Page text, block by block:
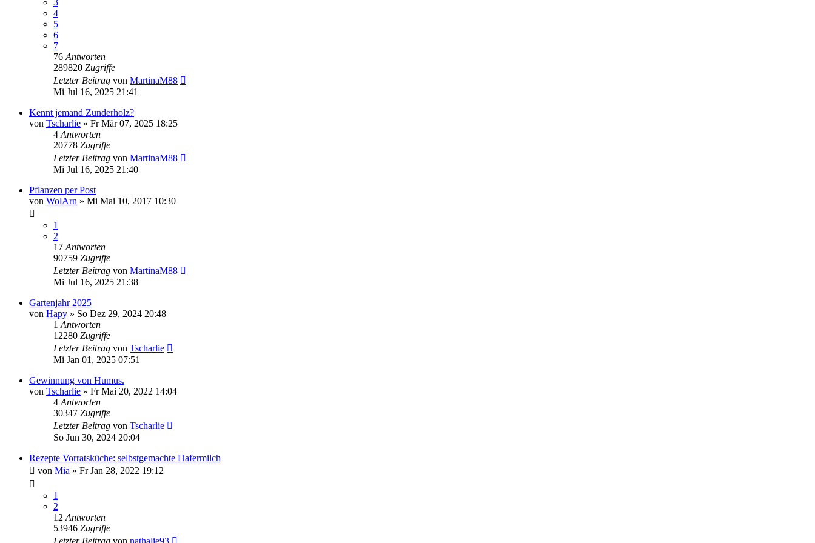
3
4
5
6
7
76 Antworten
289820 Zugriffe
Letzter Beitrag von MartinaM88
Mi Jul 16, 2025 21:41
Kennt jemand Zunderholz?
von Tscharlie » Fr Mär 07, 2025 18:25
4 Antworten
20778 Zugriffe
Letzter Beitrag von MartinaM88
Mi Jul 16, 2025 21:40
Pflanzen per Post
von WolArn » Mi Mai 10, 2017 10:30
1
2
17 Antworten
90759 Zugriffe
Letzter Beitrag von MartinaM88
Mi Jul 16, 2025 21:38
Gartenjahr 2025
von Hapy » So Dez 29, 2024 20:48
1 Antworten
12280 Zugriffe
Letzter Beitrag von Tscharlie
Mi Jan 01, 2025 07:51
Gewinnung von Humus.
von Tscharlie » Fr Mai 20, 2022 14:04
4 Antworten
30347 Zugriffe
Letzter Beitrag von Tscharlie
So Jun 30, 2024 20:04
Rezepte Vorratsküche: selbstgemachte Hafermilch
von Mia » Fr Jan 28, 2022 19:12
1
2
12 Antworten
53946 Zugriffe
Letzter Beitrag von nathalie93